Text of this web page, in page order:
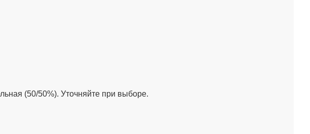
(50/50%). Уточняйте при выборе.